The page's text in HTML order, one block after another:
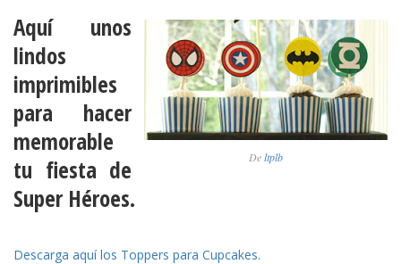
Deltplb
Aquí unos
lindos
imprimibles
para hacer
memorable
tu fiesta de
Super Héroes.
Descarga aquí los Toppers para Cupcakes.